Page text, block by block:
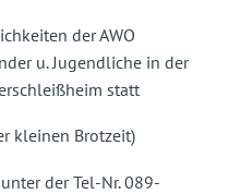
der AWO
u. Jugendliche in der
statt
kleinen Brotzeit)
der Tel-Nr. 089-